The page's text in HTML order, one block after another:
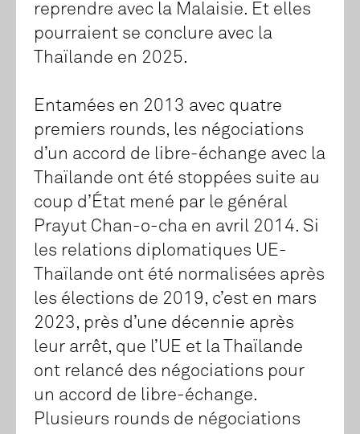
reprendre avec la Malaisie. Et elles
pourraient se conclure avec la
Thaïlande en 2025.
Entamées en 2013 avec quatre
premiers rounds, les négociations
d’un accord de libre-échange avec la
Thaïlande ont été stoppées suite au
coup d’État mené par le général
Prayut Chan-o-cha en avril 2014. Si
les relations diplomatiques UE-
Thaïlande ont été normalisées après
les élections de 2019, c’est en mars
2023, près d’une décennie après
leur arrêt, que l’UE et la Thaïlande
ont relancé des négociations pour
un accord de libre-échange.
Plusieurs rounds de négociations